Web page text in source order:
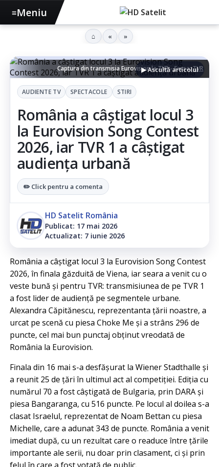
Captura din transmisia Eurovision la TVR - Sursa:TVR
▶ Ascultă articolul
AUDIENTE TV SPECTACOLE STIRI
România a câștigat locul 3
la Eurovision Song Contest
2026, iar TVR 1 a câștigat
audiența urbană
✏️ Click pentru a comenta
HD Satelit România
Publicat: 17 mai 2026
Actualizat: 7 iunie 2026
România a câștigat locul 3 la Eurovision Song Contest
2026, în finala găzduită de Viena, iar seara a venit cu o
veste bună și pentru TVR: transmisiunea de pe TVR 1
a fost lider de audiență pe segmentele urbane.
Alexandra Căpitănescu, reprezentanta țării noastre, a
urcat pe scenă cu piesa Choke Me și a strâns 296 de
puncte, cel mai bun punctaj obținut vreodată de
România la Eurovision.
Finala din 16 mai s-a desfășurat la Wiener Stadthalle și
a reunit 25 de țări în ultimul act al competiției. Ediția cu
numărul 70 a fost câștigată de Bulgaria, prin DARA și
piesa Bangaranga, cu 516 puncte. Pe locul al doilea s-a
clasat Israelul, reprezentat de Noam Bettan cu piesa
Michelle, care a adunat 343 de puncte. România a venit
imediat după, cu un rezultat care o readuce între țările
importante ale serii, nu doar prin clasament, ci și prin
≡Meniu
⌂ « »